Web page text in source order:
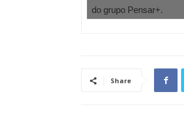
do grupo Pensar+.
Share